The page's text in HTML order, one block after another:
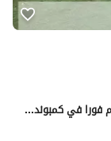
فيلا للبيع في برايم لوكيشن ڤيو poolجاهزة للأستلام فورا في كمبوند فيلات فقط ساكن بالفعل بمربع الوزراء